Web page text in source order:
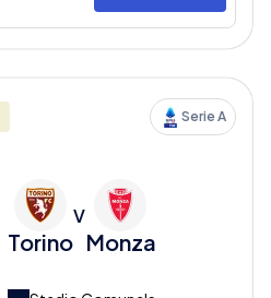
Serie A
Torino
V
Monza